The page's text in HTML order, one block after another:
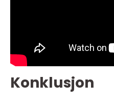
Konklusjon